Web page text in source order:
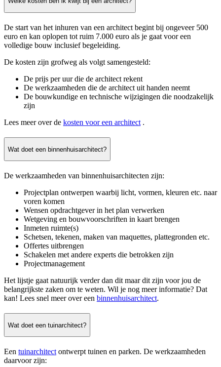
De start van het inhuren van een architect begint bij ongeveer 500
euro en kan oplopen tot ruim 7.000 euro als je gaat voor een
volledige bouw inclusief begeleiding.
De kosten zijn grofweg als volgt samengesteld:
De prijs per uur die de architect rekent
De werkzaamheden die de architect uit handen neemt
De bouwkundige en technische wijzigingen die noodzakelijk
zijn
Lees meer over de kosten voor een architect .
Wat doet een binnenhuisarchitect?
De werkzaamheden van binnenhuisarchitecten zijn:
Projectplan ontwerpen waarbij licht, vormen, kleuren etc. naar
voren komen
Wensen opdrachtgever in het plan verwerken
Wetgeving en bouwvoorschriften in kaart brengen
Inmeten ruimte(s)
Schetsen, tekenen, maken van maquettes, plattegronden etc.
Offertes uitbrengen
Schakelen met andere experts die betrokken zijn
Projectmanagement
Het lijstje gaat natuurijk verder dan dit maar dit zijn voor jou de
belangrijkste zaken om te weten. Wil je nog meer informatie? Dat
kan! Lees snel meer over een binnenhuisarchitect.
Wat doet een tuinarchitect?
Een tuinarchitect ontwerpt tuinen en parken. De werkzaamheden
daarvoor zijn: